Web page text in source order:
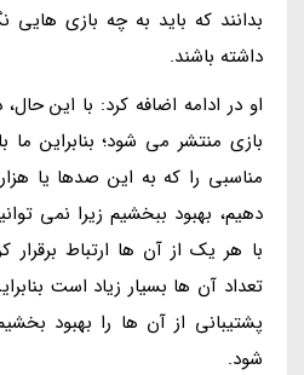
بدانند که باید به چه بازی هایی
داشته باشند.
او در ادامه اضافه کرد: با این
بازی منتشر می شود؛ بنابراین ما
مناسبی را که به این صدها یا
دهیم، بهبود ببخشیم زیرا نمی
با هر یک از آن ها ارتباط
تعداد آن ها بسیار زیاد است
پشتیبانی از آن ها را بهبود
شود.